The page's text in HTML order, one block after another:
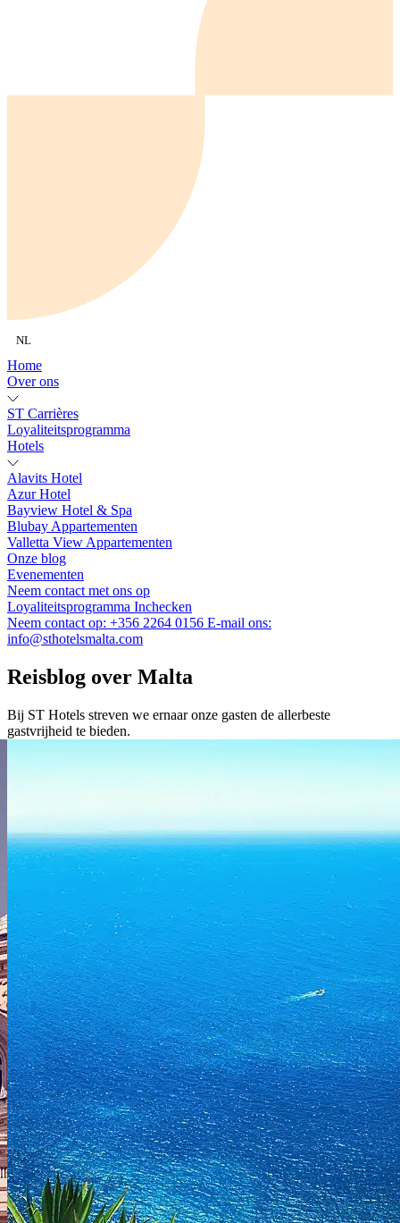
NL
Home
Over ons
ST Carrières
Loyaliteitsprogramma
Hotels
Alavits Hotel
Azur Hotel
Bayview Hotel & Spa
Blubay Appartementen
Valletta View Appartementen
Onze blog
Evenementen
Neem contact met ons op
Loyaliteitsprogramma Inchecken
Neem contact op: +356 2264 0156 E-mail ons:
info@sthotelsmalta.com
Reisblog over Malta
Bij ST Hotels streven we ernaar onze gasten de allerbeste
gastvrijheid te bieden.